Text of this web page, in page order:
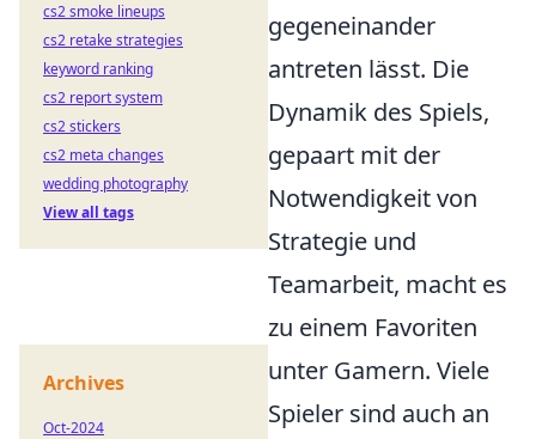
gegeneinander
antreten lässt. Die
Dynamik des Spiels,
gepaart mit der
Notwendigkeit von
Strategie und
Teamarbeit, macht es
zu einem Favoriten
unter Gamern. Viele
Spieler sind auch an
cs2 smoke lineups
cs2 retake strategies
keyword ranking
cs2 report system
cs2 stickers
cs2 meta changes
wedding photography
View all tags
Archives
Oct-2024